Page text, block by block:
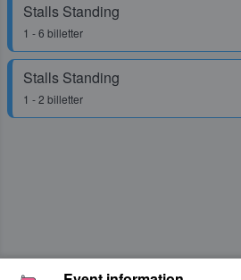
Stalls Standing
1 - 6 billetter
Stalls Standing
1 - 2 billetter